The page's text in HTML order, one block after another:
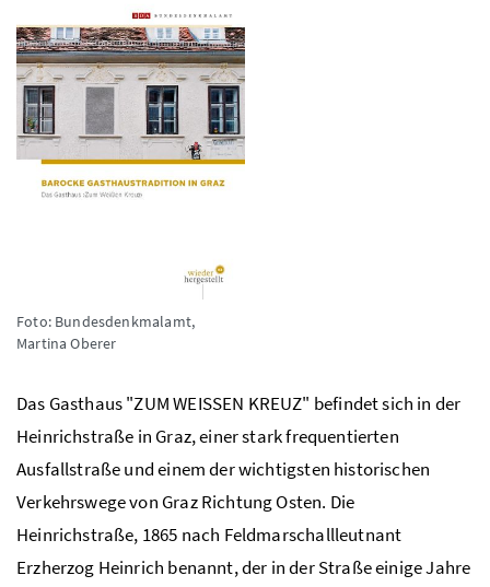
Foto: Bundesdenkmalamt,
Martina Oberer
Das Gasthaus "ZUM WEISSEN KREUZ" befindet sich in der
Heinrichstraße in Graz, einer stark frequentierten
Ausfallstraße und einem der wichtigsten historischen
Verkehrswege von Graz Richtung Osten. Die
Heinrichstraße, 1865 nach Feldmarschallleutnant
Erzherzog Heinrich benannt, der in der Straße einige Jahre